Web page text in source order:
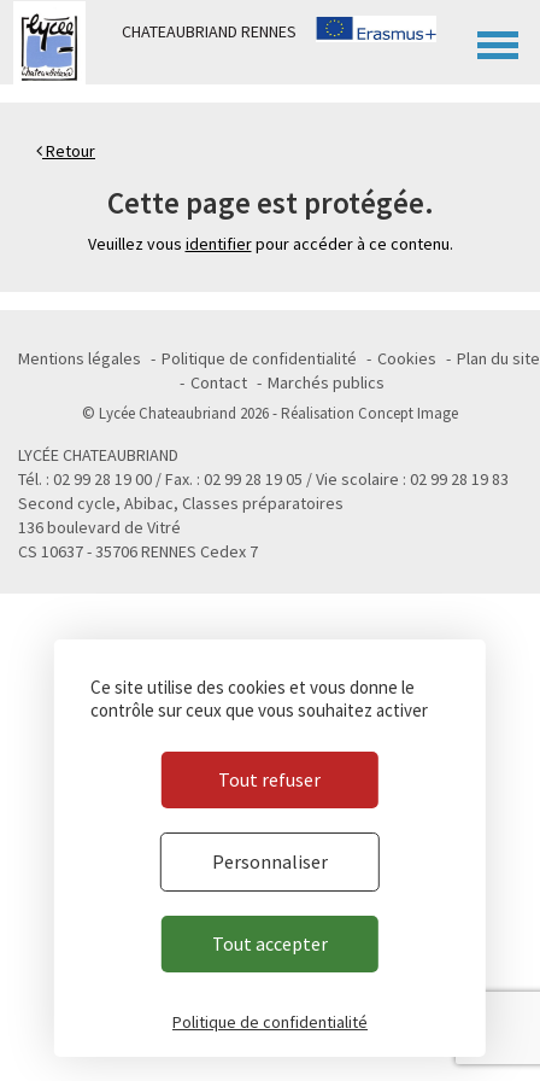
CHATEAUBRIAND RENNES
Retour
Cette page est protégée.
Veuillez vous identifierpour accéder à ce contenu.
Mentions légales Politique de confidentialité Cookies
Plan du site
Contact
Marchés publics
© Lycée Chateaubriand 2026 - Réalisation Concept Image
LYCÉE CHATEAUBRIAND
Tél. : 02 99 28 19 00 / Fax. : 02 99 28 19 05 / Vie scolaire : 02 99 28 19 83
Second cycle, Abibac, Classes préparatoires
136 boulevard de Vitré
CS 10637 - 35706 RENNES Cedex 7
Panneau de gestion des cookies
Ce site utilise des cookies et vous donne le
contrôle sur ceux que vous souhaitez activer
Tout accepter
Tout refuser
Personnaliser
Politique de confidentialité